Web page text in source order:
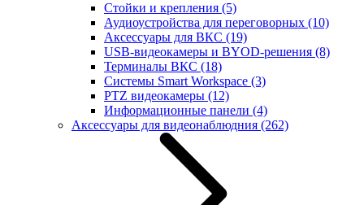
Стойки и крепления (5)
Аудиоустройства для переговорных (10)
Аксессуары для ВКС (19)
USB-видеокамеры и BYOD-решения (8)
Терминалы ВКС (18)
Системы Smart Workspace (3)
PTZ видеокамеры (12)
Информационные панели (4)
Аксессуары для видеонаблюдния (262)